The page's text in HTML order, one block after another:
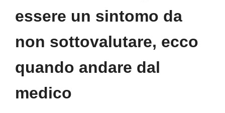
essere un sintomo da
non sottovalutare, ecco
quando andare dal
medico